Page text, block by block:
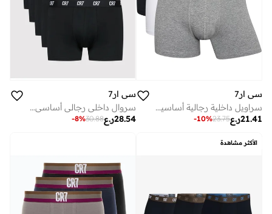
سي ار7
سراويل داخلية رجالية أساسية عبوة من قطع قطن مطاطي فاخر ملونة
ر.ع21.41
23.75
-10%
سي ار7
سروال داخلي رجالي أساسي قطن مطاطي قطع راحة يومية
ر.ع28.54
30.88
-8%
الأكثر مشاهدة